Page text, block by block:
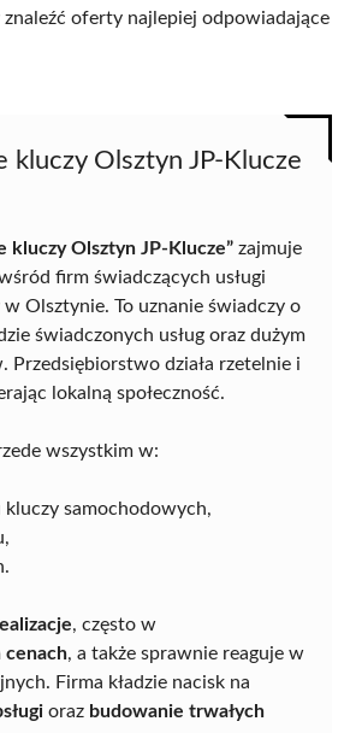
oferty najlepiej odpowiadające
kluczy Olsztyn JP-Klucze
kluczy Olsztyn JP-Klucze” zajmuje
firm świadczących usługi
Olsztynie. To uznanie świadczy o
świadczonych usług oraz dużym
Przedsiębiorstwo działa rzetelnie i
lokalną społeczność.
wszystkim w:
kluczy samochodowych,
, często w
cenach, a także sprawnie reaguje w
Firma kładzie nacisk na
oraz budowanie trwałych